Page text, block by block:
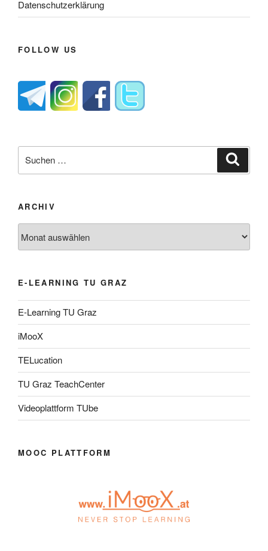
Datenschutzerklärung
FOLLOW US
nach:
ARCHIV
E-LEARNING TU GRAZ
E-Learning TU Graz
iMooX
TELucation
TU Graz TeachCenter
Videoplattform TUbe
MOOC PLATTFORM